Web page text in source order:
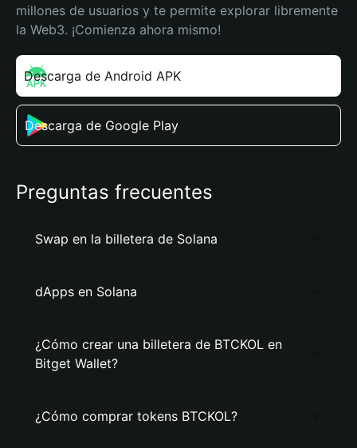
millones de usuarios y te permite explorar libremente
la Web3. ¡Comienza ahora mismo!
Descarga de Android APK
Descarga de Google Play
Preguntas frecuentes
Swap en la billetera de Solana
dApps en Solana
¿Cómo crear una billetera de BTCKOL en
Bitget Wallet?
¿Cómo comprar tokens BTCKOL?